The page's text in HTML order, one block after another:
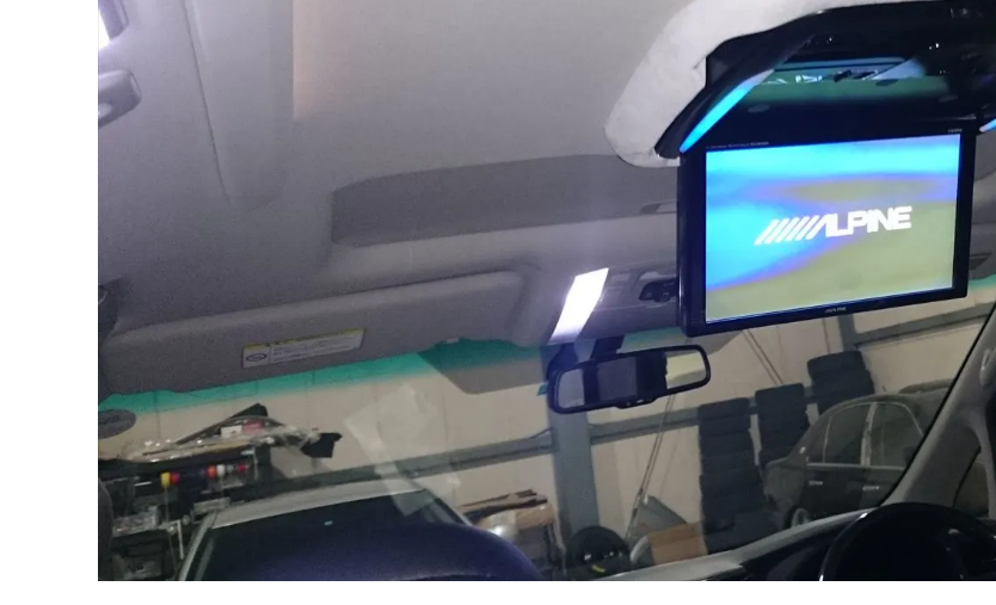
エアサス、ホイールをはじめ様々なカスタマイズを行う
プロショップブランド
MSTでは、大切な愛車を盗難イタズラから守るカーセキ
ュリティに力を入れております。
オンライン見積り
その場で概算金額がわかります。
ご来店頂かなくても、オンライン見積りが可能です。